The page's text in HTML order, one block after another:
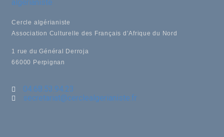
Cercle algérianiste
Association Culturelle des Français d’Afrique du Nord
1 rue du Général Derroja
66000 Perpignan
04.68.53.94.23
secretariat@cerclealgerianiste.fr